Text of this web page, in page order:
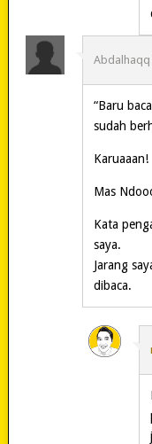
Abdalhaqq
“Baru
sudah
Karuaaan!
Mas
Kata
saya.
Jarang
dibaca.